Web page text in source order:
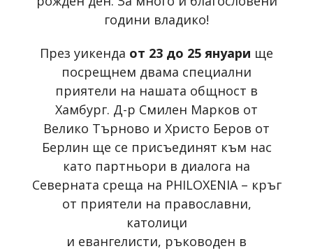
години владико!
През уикенда от 23 до 25 януари ще
посрещнем двама специални
приятели на нашата общност в
Хамбург. Д-р Смилен Марков от
Велико Търново и Христо Беров от
Берлин ще се присъединят към нас
като партньори в диалога на
Северната среща на PHILOXENIA – кръг
от приятели на православни,
католици
и евангелисти, ръководен в